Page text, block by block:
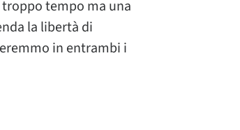
tempo ma una
la libertà di
in entrambi i